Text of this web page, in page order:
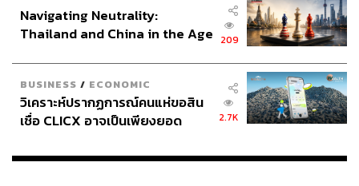
Navigating Neutrality:
Thailand and China in the Age
209
BUSINESS / ECONOMIC
วิเคราะห์ปรากฏการณ์คนแห่ขอสิน
เชื่อ CLICX อาจเป็นเพียงยอด
เรือนไทยที่ถูกซุกไว้
2.7K